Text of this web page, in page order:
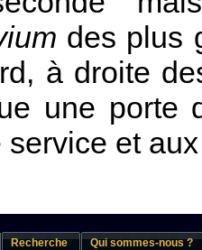
des plus
à droite
une porte
service et
Recherche Qui sommes-nous ?